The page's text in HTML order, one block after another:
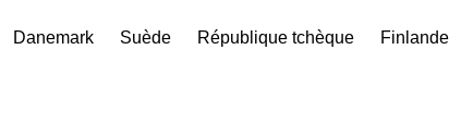
Danemark Suède République tchèque Finlande